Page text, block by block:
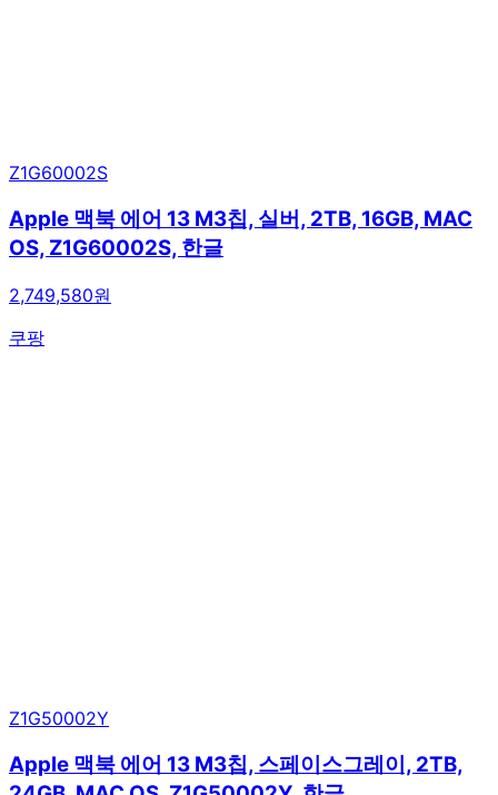
Z1G60002S
Apple 맥북 에어 13 M3칩, 실버, 2TB, 16GB, MAC
OS, Z1G60002S, 한글
2,749,580원
쿠팡
Z1G50002Y
Apple 맥북 에어 13 M3칩, 스페이스그레이, 2TB,